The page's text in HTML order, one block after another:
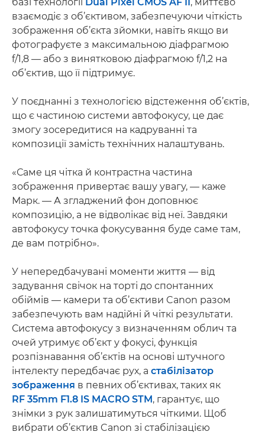
взаємодіє з об’єктивом, забезпечуючи чіткість
зображення об’єкта зйомки, навіть якщо ви
фотографуєте з максимальною діафрагмою
f/1,8 — або з винятковою діафрагмою f/1,2 на
об’єктив, що її підтримує.
У поєднанні з технологією відстеження об’єктів,
що є частиною системи автофокусу, це дає
змогу зосередитися на кадруванні та
композиції замість технічних налаштувань.
«Саме ця чітка й контрастна частина
зображення привертає вашу увагу, — каже
Марк. — А згладжений фон доповнює
композицію, а не відволікає від неї. Завдяки
автофокусу точка фокусування буде саме там,
де вам потрібно».
У непередбачувані моменти життя — від
задування свічок на торті до спонтанних
обіймів — камери та об’єктиви Canon разом
забезпечують вам надійні й чіткі результати.
Система автофокусу з визначенням облич та
очей утримує об’єкт у фокусі, функція
розпізнавання об’єктів на основі штучного
інтелекту передбачає рух, а стабілізатор
зображення в певних об’єктивах, таких як
RF 35mm F1.8 IS MACRO STM, гарантує, що
знімки з рук залишатимуться чіткими. Щоб
вибрати об’єктив Canon зі стабілізацією